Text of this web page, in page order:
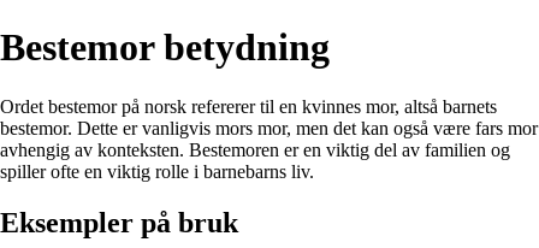
Bestemor betydning
Ordet bestemor på norsk refererer til en kvinnes mor, altså barnets
bestemor. Dette er vanligvis mors mor, men det kan også være fars mor
avhengig av konteksten. Bestemoren er en viktig del av familien og
spiller ofte en viktig rolle i barnebarns liv.
Eksempler på bruk